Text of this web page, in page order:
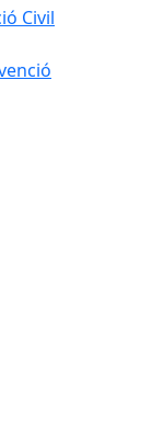
Civil